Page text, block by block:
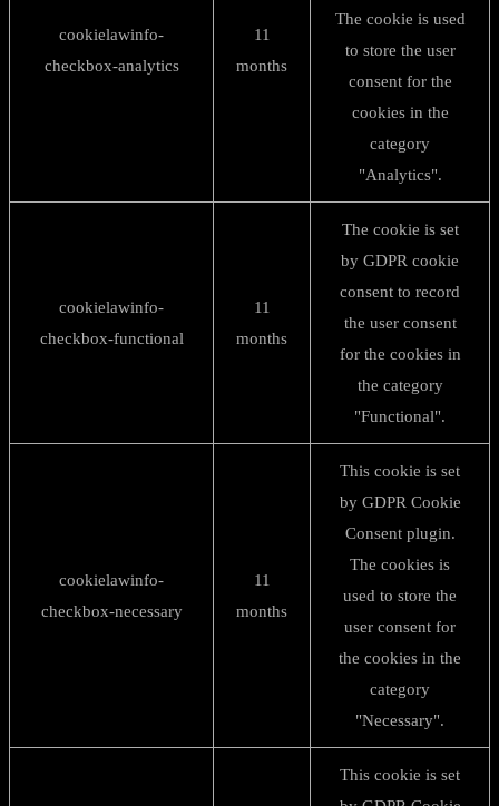
cookielawinfo-
checkbox-analytics
11
months
The cookie is used
to store the user
consent for the
cookies in the
category
"Analytics".
cookielawinfo-
checkbox-functional
11
months
The cookie is set
by GDPR cookie
consent to record
the user consent
for the cookies in
the category
"Functional".
cookielawinfo-
checkbox-necessary
11
months
This cookie is set
by GDPR Cookie
Consent plugin.
The cookies is
used to store the
user consent for
the cookies in the
category
"Necessary".
This cookie is set